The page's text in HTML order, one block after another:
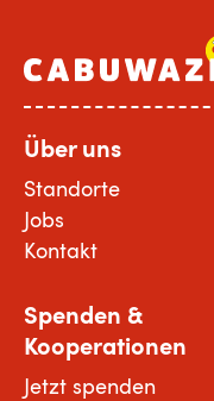
Über uns
Standorte
Jobs
Kontakt
Spenden &
Kooperationen
Jetzt spenden